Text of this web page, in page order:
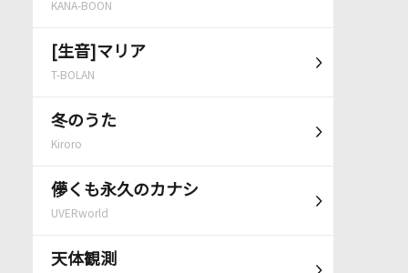
KANA-BOON
[生音]マリア
T-BOLAN
冬のうた
Kiroro
儚くも永久のカナシ
UVERworld
天体観測